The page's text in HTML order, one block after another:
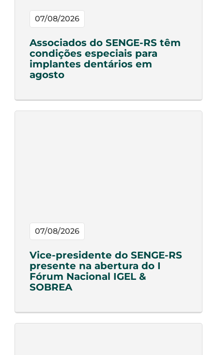
07/08/2026
Associados do SENGE-RS têm
condições especiais para
implantes dentários em
agosto
07/08/2026
Vice-presidente do SENGE-RS
presente na abertura do I
Fórum Nacional IGEL &
SOBREA